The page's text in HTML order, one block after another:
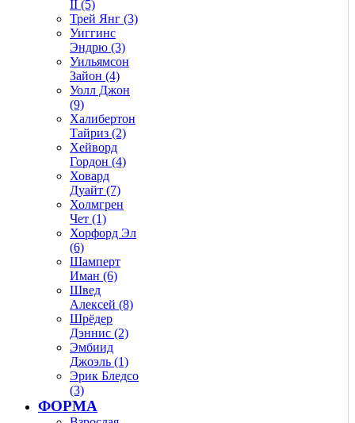
II (5)
Трей Янг (3)
Уиггинс
Эндрю (3)
Уильямсон
Зайон (4)
Уолл Джон
(9)
Халибертон
Тайриз (2)
Хейворд
Гордон (4)
Ховард
Дуайт (7)
Холмгрен
Чет (1)
Хорфорд Эл
(6)
Шамперт
Иман (6)
Швед
Алексей (8)
Шрёдер
Дэннис (2)
Эмбиид
Джоэль (1)
Эрик Бледсо
(3)
ФОРМА